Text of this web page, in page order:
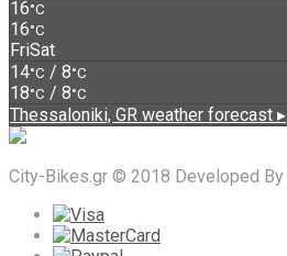
16°C
16°C
FriSat
14°C / 8°C
18°C / 8°C
Thessaloniki, GR weather forecast ▸
City-Bikes.gr © 2018 Developed By